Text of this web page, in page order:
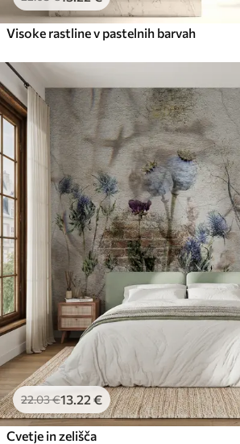
Visoke rastline v pastelnih barvah
22.03€13 .22 €
Cvetje in zelišča